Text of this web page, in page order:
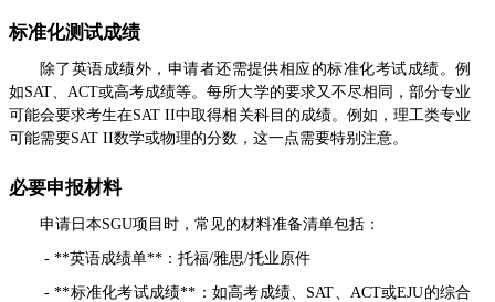
标准化测试成绩
除了英语成绩外，申请者还需提供相应的标准化考试成绩。例
如SAT、ACT或高考成绩等。每所大学的要求又不尽相同，部分专业
可能会要求考生在SAT II中取得相关科目的成绩。例如，理工类专业
可能需要SAT II数学或物理的分数，这一点需要特别注意。
必要申报材料
申请日本SGU项目时，常见的材料准备清单包括：
- **英语成绩单**：托福/雅思/托业原件
- **标准化考试成绩**：如高考成绩、SAT、ACT或EJU的综合